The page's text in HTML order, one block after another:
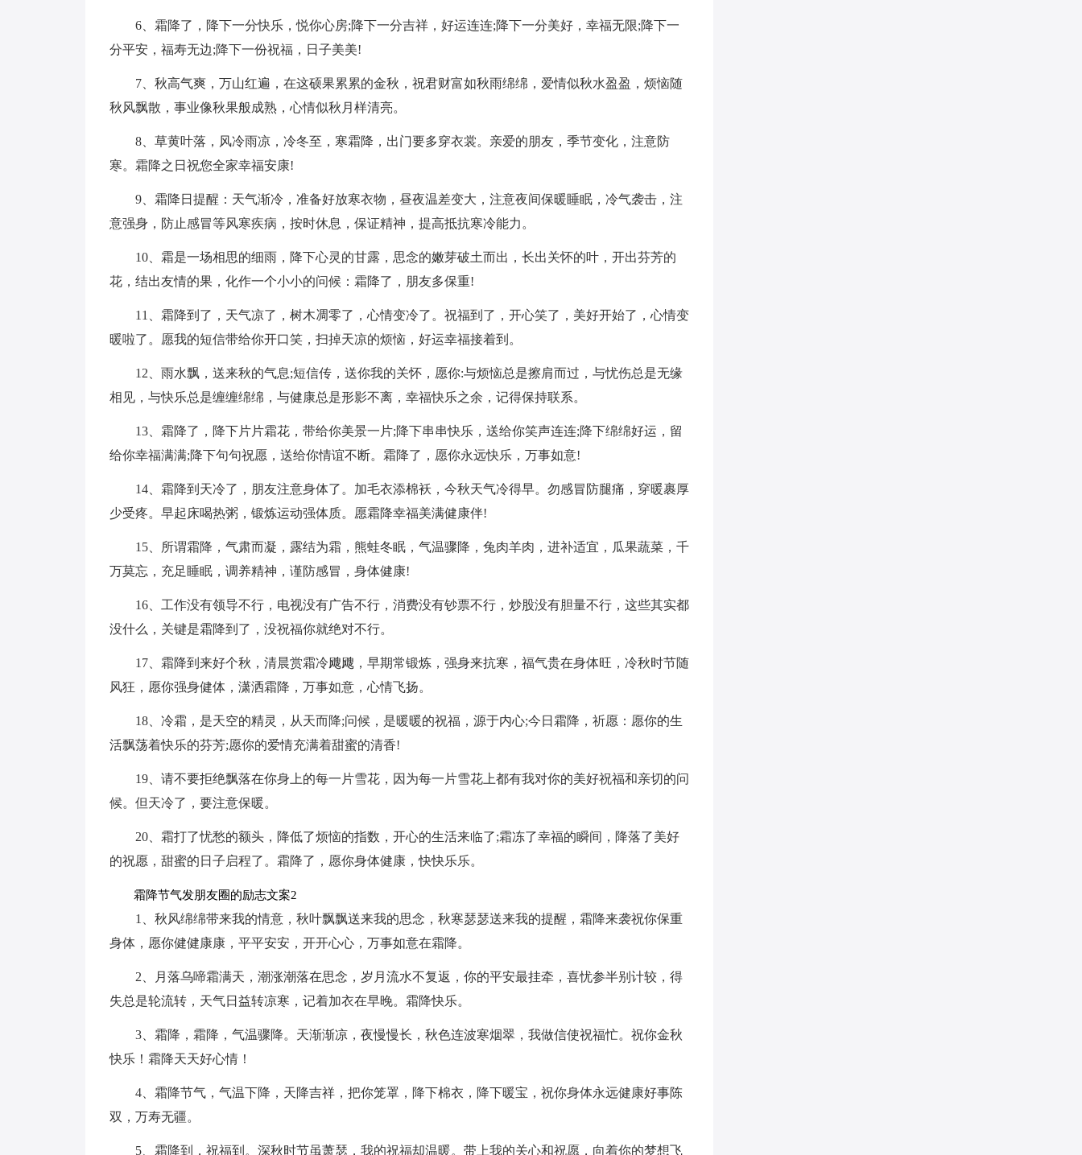
6、霜降了，降下一分快乐，悦你心房;降下一分吉祥，好运连连;降下一分美好，幸福无限;降下一
分平安，福寿无边;降下一份祝福，日子美美!
7、秋高气爽，万山红遍，在这硕果累累的金秋，祝君财富如秋雨绵绵，爱情似秋水盈盈，烦恼随
秋风飘散，事业像秋果般成熟，心情似秋月样清亮。
8、草黄叶落，风冷雨凉，冷冬至，寒霜降，出门要多穿衣裳。亲爱的朋友，季节变化，注意防
寒。霜降之日祝您全家幸福安康!
9、霜降日提醒：天气渐冷，准备好放寒衣物，昼夜温差变大，注意夜间保暖睡眠，冷气袭击，注
意强身，防止感冒等风寒疾病，按时休息，保证精神，提高抵抗寒冷能力。
10、霜是一场相思的细雨，降下心灵的甘露，思念的嫩芽破土而出，长出关怀的叶，开出芬芳的
花，结出友情的果，化作一个小小的问候：霜降了，朋友多保重!
11、霜降到了，天气凉了，树木凋零了，心情变冷了。祝福到了，开心笑了，美好开始了，心情变
暖啦了。愿我的短信带给你开口笑，扫掉天凉的烦恼，好运幸福接着到。
12、雨水飘，送来秋的气息;短信传，送你我的关怀，愿你:与烦恼总是擦肩而过，与忧伤总是无缘
相见，与快乐总是缠缠绵绵，与健康总是形影不离，幸福快乐之余，记得保持联系。
13、霜降了，降下片片霜花，带给你美景一片;降下串串快乐，送给你笑声连连;降下绵绵好运，留
给你幸福满满;降下句句祝愿，送给你情谊不断。霜降了，愿你永远快乐，万事如意!
14、霜降到天冷了，朋友注意身体了。加毛衣添棉袄，今秋天气冷得早。勿感冒防腿痛，穿暖裹厚
少受疼。早起床喝热粥，锻炼运动强体质。愿霜降幸福美满健康伴!
15、所谓霜降，气肃而凝，露结为霜，熊蛙冬眠，气温骤降，兔肉羊肉，进补适宜，瓜果蔬菜，千
万莫忘，充足睡眠，调养精神，谨防感冒，身体健康!
16、工作没有领导不行，电视没有广告不行，消费没有钞票不行，炒股没有胆量不行，这些其实都
没什么，关键是霜降到了，没祝福你就绝对不行。
17、霜降到来好个秋，清晨赏霜冷飕飕，早期常锻炼，强身来抗寒，福气贵在身体旺，冷秋时节随
风狂，愿你强身健体，潇洒霜降，万事如意，心情飞扬。
18、冷霜，是天空的精灵，从天而降;问候，是暖暖的祝福，源于内心;今日霜降，祈愿：愿你的生
活飘荡着快乐的芬芳;愿你的爱情充满着甜蜜的清香!
19、请不要拒绝飘落在你身上的每一片雪花，因为每一片雪花上都有我对你的美好祝福和亲切的问
候。但天冷了，要注意保暖。
20、霜打了忧愁的额头，降低了烦恼的指数，开心的生活来临了;霜冻了幸福的瞬间，降落了美好
的祝愿，甜蜜的日子启程了。霜降了，愿你身体健康，快快乐乐。
霜降节气发朋友圈的励志文案2
1、秋风绵绵带来我的情意，秋叶飘飘送来我的思念，秋寒瑟瑟送来我的提醒，霜降来袭祝你保重
身体，愿你健健康康，平平安安，开开心心，万事如意在霜降。
2、月落乌啼霜满天，潮涨潮落在思念，岁月流水不复返，你的平安最挂牵，喜忧参半别计较，得
失总是轮流转，天气日益转凉寒，记着加衣在早晚。霜降快乐。
3、霜降，霜降，气温骤降。天渐渐凉，夜慢慢长，秋色连波寒烟翠，我做信使祝福忙。祝你金秋
快乐！霜降天天好心情！
4、霜降节气，气温下降，天降吉祥，把你笼罩，降下棉衣，降下暖宝，祝你身体永远健康好事陈
双，万寿无疆。
5、霜降到，祝福到。深秋时节虽萧瑟，我的祝福却温暖。带上我的关心和祝愿，向着你的梦想飞